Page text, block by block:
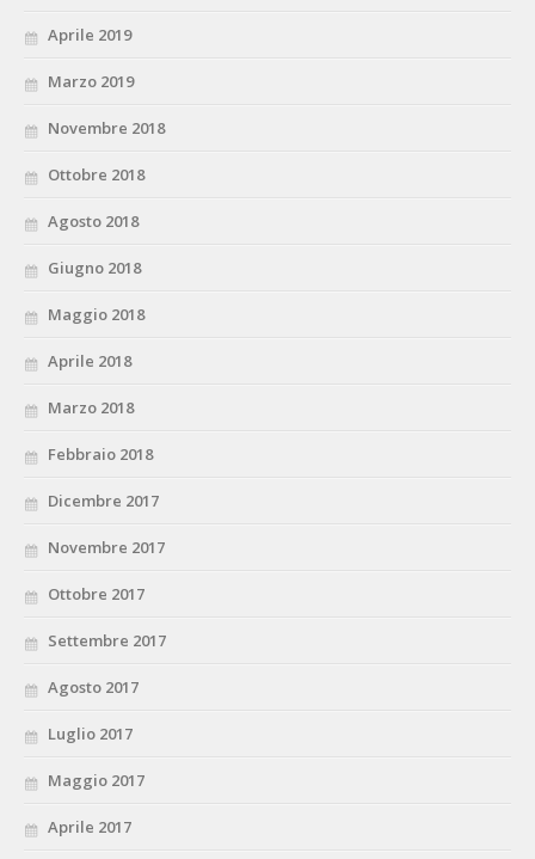
Aprile 2019
Marzo 2019
Novembre 2018
Ottobre 2018
Agosto 2018
Giugno 2018
Maggio 2018
Aprile 2018
Marzo 2018
Febbraio 2018
Dicembre 2017
Novembre 2017
Ottobre 2017
Settembre 2017
Agosto 2017
Luglio 2017
Maggio 2017
Aprile 2017